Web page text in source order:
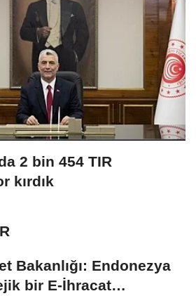
2 bin 454 TIR
kırdık
Bakanlığı: Endonezya
bir E-İhracat